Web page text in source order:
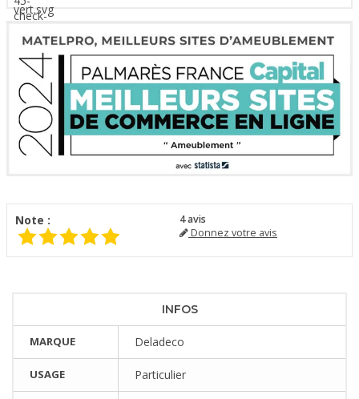
Note : 4avis
Donnez votre avis
INFOS
MARQUE Deladeco
USAGE Particulier